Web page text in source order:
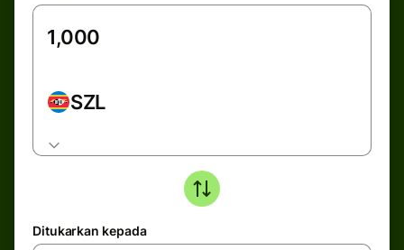
SZL
Ditukarkan kepada